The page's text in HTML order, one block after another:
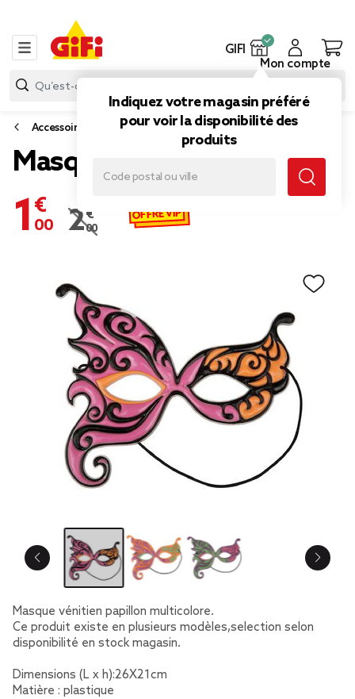
GIFI
Indiquez votre magasin préféré
pour voir la disponibilité des
produits
Mon compte
Accessoires de déguisement et maquillage
Masque vénitien papillon
1,00 €
Prix remisé de 2,00 € à 1,00 €
2,00 € OFFRE VIP
Masque vénitien papillon multicolore.
Ce produit existe en plusieurs modèles,selection selon
disponibilité en stock magasin.
Dimensions (L x h):26X21cm
Matière : plastique